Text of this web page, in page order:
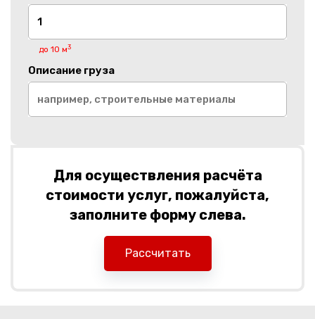
до 10 м3
Описание груза
Для осуществления расчёта
стоимости услуг, пожалуйста,
заполните форму слева.
Рассчитать